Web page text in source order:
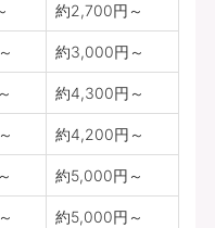
約2,700円～
約3,000円～
約4,300円～
約4,200円～
約5,000円～
約5,000円～